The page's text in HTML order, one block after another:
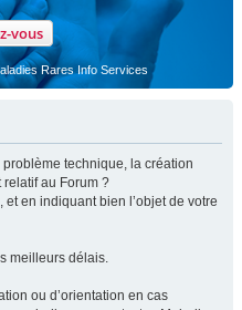
vous
Rares Info Services
technique, la création
relatif au Forum ?
, et en indiquant bien l’objet de votre
meilleurs délais.
ou d’orientation en cas